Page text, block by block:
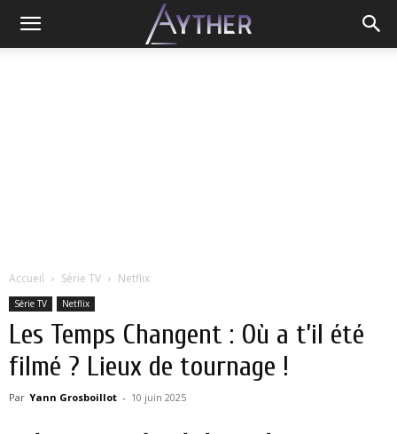
Accueil Série TV Netflix
Série TV Netflix
Les Temps Changent : Où a t’il été
filmé ? Lieux de tournage !
Par Yann Grosboillot - 10 juin 2025